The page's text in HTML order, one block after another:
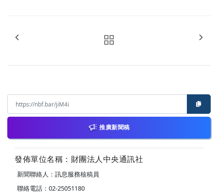
推廣新聞稿
發佈單位名稱：財團法人中央通訊社
新聞聯絡人：訊息服務核稿員
聯絡電話：02-25051180